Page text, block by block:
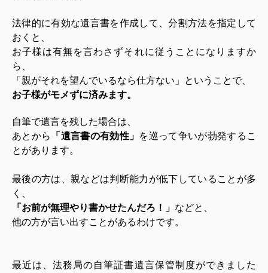
法律的に有効な遺言書を作成して、分割方法を指定して
おくと、
お子様は有無を言わさずそれに従うことになりますか
ら、
「親がそれを望んでいるなら仕方ない」ということで、
お子様がモメずに済みます。
自筆で遺言を残した場合は、
あとから
「遺言書の有効性」 を巡って争いが勃発するこ
とがあります。
最後の方は、親などは判断能力が低下していることが多
く、
「お前が無理やり書かせたんだろ！」 などと、
他の方が言い出すことがあるわけです。
最近は、法務局の自筆証書遺言保管制度ができました